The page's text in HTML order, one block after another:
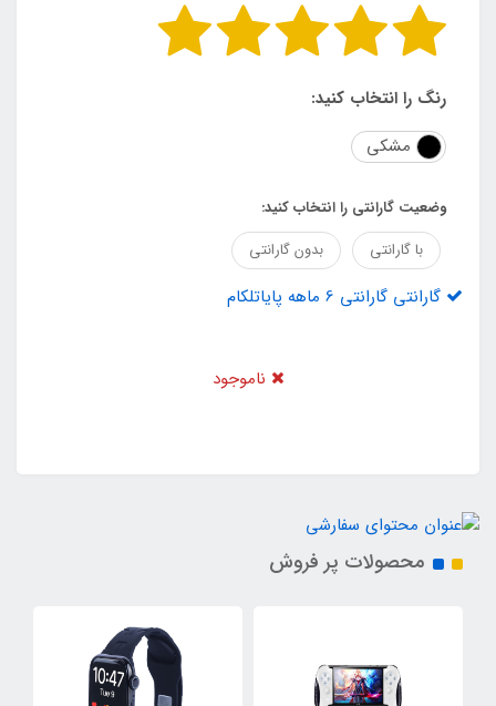
رنگ را انتخاب کنید:
مشکی
وضعیت گارانتی را انتخاب کنید:
با گارانتی
بدون گارانتی
گارانتی گارانتی 6 ماهه پایاتلکام
ناموجود
محصولات پر فروش